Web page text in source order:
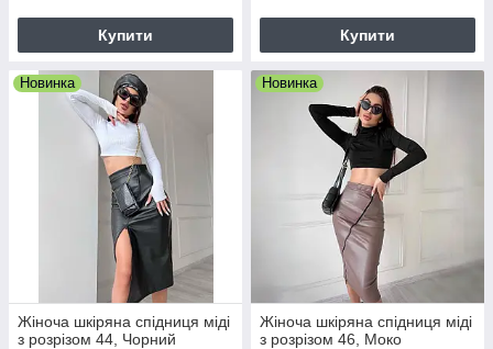
Купити Купити
Новинка
Жіноча шкіряна спідниця міді
з розрізом 44, Чорний
Новинка
Жіноча шкіряна спідниця міді
з розрізом 46, Моко